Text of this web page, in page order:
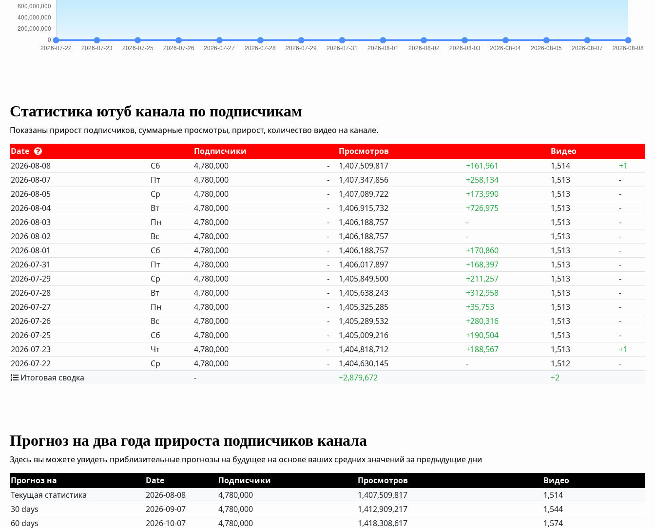
Статистика ютуб канала по подписчикам
Показаны прирост подписчиков, суммарные просмотры, прирост, количество видео на канале.
Date
Подписчики Просмотров
Видео
2026-08-08
Сб 4,780,000 - 1,407,509,817 +161,961 1,514
+1
2026-08-07
Пт 4,780,000 - 1,407,347,856 +258,134 1,513
-
2026-08-05
Ср 4,780,000 - 1,407,089,722 +173,990 1,513
-
2026-08-04
Вт 4,780,000 - 1,406,915,732 +726,975 1,513
-
2026-08-03
Пн 4,780,000 - 1,406,188,757 - 1,513
-
2026-08-02
Вс 4,780,000 - 1,406,188,757 - 1,513
-
2026-08-01
Сб 4,780,000 - 1,406,188,757 +170,860 1,513
-
2026-07-31
Пт 4,780,000 - 1,406,017,897 +168,397 1,513
-
2026-07-29
Ср 4,780,000 - 1,405,849,500 +211,257 1,513
-
2026-07-28
Вт 4,780,000 - 1,405,638,243 +312,958 1,513
-
2026-07-27
Пн 4,780,000 - 1,405,325,285 +35,753 1,513
-
2026-07-26
Вс 4,780,000 - 1,405,289,532 +280,316 1,513
-
2026-07-25
Сб 4,780,000 - 1,405,009,216 +190,504 1,513
-
2026-07-23
Чт 4,780,000 - 1,404,818,712 +188,567 1,513
+1
2026-07-22
Ср 4,780,000 - 1,404,630,145 - 1,512
-
Итоговая сводка
- +2,879,672 +2
Прогноз на два года прироста подписчиков канала
Здесь вы можете увидеть приблизительные прогнозы на будущее на основе ваших средних значений за предыдущие дни
Прогноз на
Date Подписчики Просмотров
Видео
Текущая статистика
2026-08-08 4,780,000 1,407,509,817
1,514
30 days
2026-09-07 4,780,000 1,412,909,217
1,544
60 days
2026-10-07 4,780,000 1,418,308,617
1,574